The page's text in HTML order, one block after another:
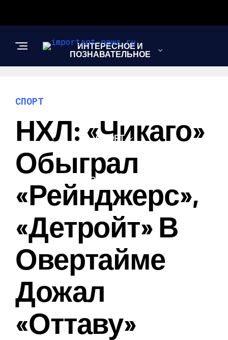
ИНТЕРЕСНОЕ И
ПОЗНАВАТЕЛЬНОЕ
СПОРТ
ШОУ-БИЗНЕС
СПОРТ
НХЛ: «Чикаго»
Обыграл
«Рейнджерс»,
«Детройт» В
Овертайме
Дожал
«Оттаву»